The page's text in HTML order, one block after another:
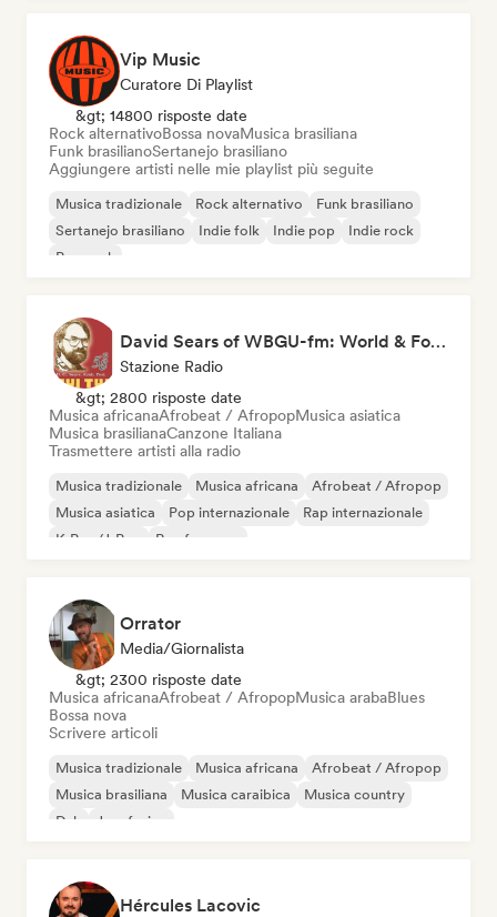
Vip Music
Curatore Di Playlist
&gt; 14800 risposte date
Rock alternativoBossa novaMusica brasiliana
Funk brasilianoSertanejo brasiliano
Aggiungere artisti nelle mie playlist più seguite
Musica tradizionale Rock alternativo
Funk brasiliano
Sertanejo brasiliano
Indie folk Indie pop
Indie rock
Pop rock
David Sears of WBGU-fm: World & Folk Music DJ
Stazione Radio
&gt; 2800 risposte date
Musica africanaAfrobeat / AfropopMusica asiatica
Musica brasilianaCanzone Italiana
Trasmettere artisti alla radio
Musica tradizionale Musica africana
Afrobeat / Afropop
Musica asiatica
Pop internazionale
Rap internazionale
K-Pop/J-Pop
Rap francese
Orrator
Media/Giornalista
&gt; 2300 risposte date
Musica africanaAfrobeat / AfropopMusica arabaBlues
Bossa nova
Scrivere articoli
Musica tradizionale Musica africana
Afrobeat / Afropop
Musica brasiliana
Musica caraibica
Musica country
Dub
Jazz fusion
Hércules Lacovic